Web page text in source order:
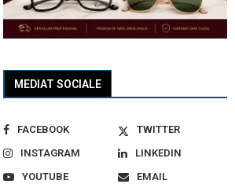
MEDIAT SOCIALE
FACEBOOK
TWITTER
INSTAGRAM
LINKEDIN
YOUTUBE
EMAIL